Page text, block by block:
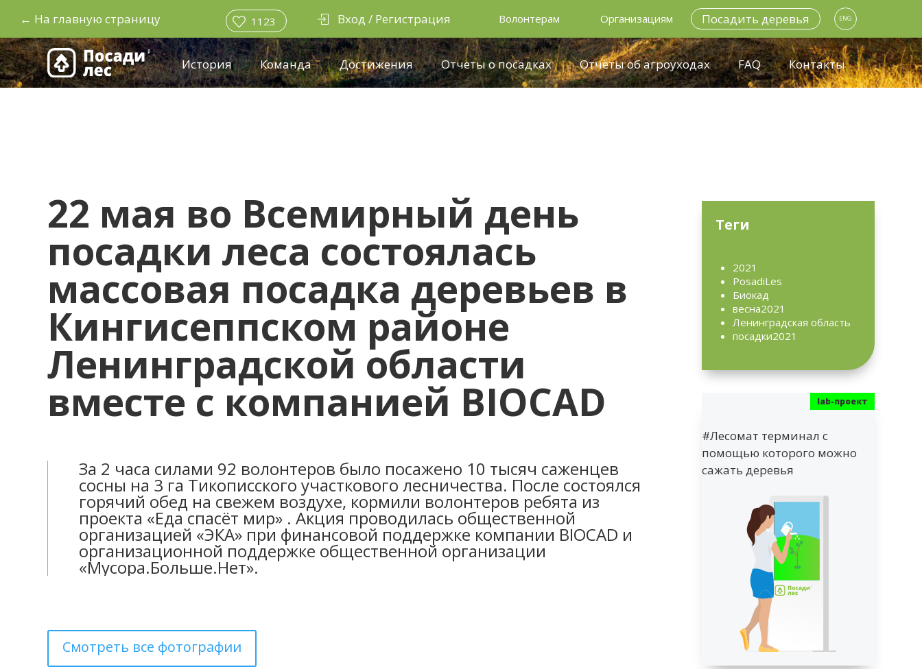
← На главную страницу 1123 Вход / Регистрация Волонтерам Организациям Посадить деревья ENG
История Команда Достижения Отчеты о посадках Отчёты об агроуходах FAQ Контакты
22 мая во Всемирный день
посадки леса состоялась
массовая посадка деревьев в
Кингисеппском районе
Ленинградской области
вместе с компанией BIOCAD
За 2 часа силами 92 волонтеров было посажено 10 тысяч саженцев
сосны на 3 га Тикописского участкового лесничества. После состоялся
горячий обед на свежем воздухе, кормили волонтеров ребята из
проекта «Еда спасёт мир» . Акция проводилась общественной
организацией «ЭКА» при финансовой поддержке компании BIOCAD и
организационной поддержке общественной организации
«Мусора.Больше.Нет».
Смотреть все фотографии
Теги
2021
PosadiLes
Биокад
весна2021
Ленинградская область
посадки2021
#Лесомат терминал с
помощью которого можно
сажать деревья